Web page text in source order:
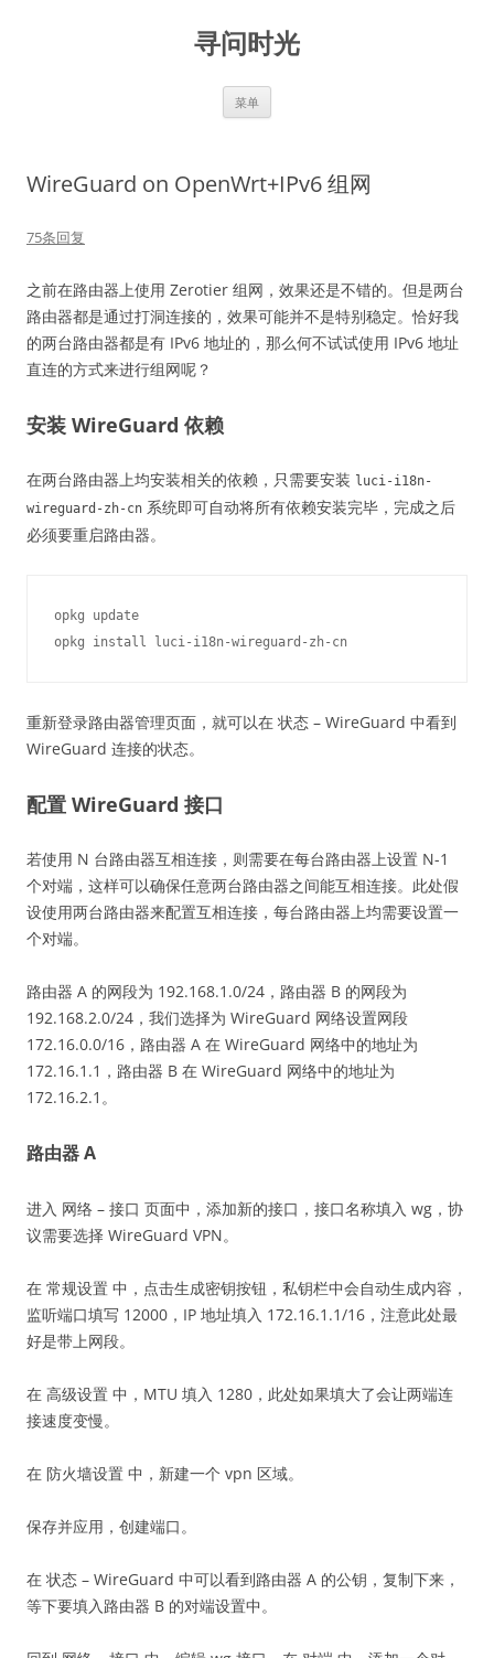
寻问时光
菜单
WireGuard on OpenWrt+IPv6 组网
75条回复
之前在路由器上使用 Zerotier 组网，效果还是不错的。但是两台
路由器都是通过打洞连接的，效果可能并不是特别稳定。恰好我
的两台路由器都是有 IPv6 地址的，那么何不试试使用 IPv6 地址
直连的方式来进行组网呢？
安装 WireGuard 依赖
在两台路由器上均安装相关的依赖，只需要安装 luci-i18n-
wireguard-zh-cn 系统即可自动将所有依赖安装完毕，完成之后
必须要重启路由器。
opkg update
重新登录路由器管理页面，就可以在 状态 – WireGuard 中看到
WireGuard 连接的状态。
配置 WireGuard 接口
若使用 N 台路由器互相连接，则需要在每台路由器上设置 N-1
个对端，这样可以确保任意两台路由器之间能互相连接。此处假
设使用两台路由器来配置互相连接，每台路由器上均需要设置一
个对端。
路由器 A 的网段为 192.168.1.0/24，路由器 B 的网段为
192.168.2.0/24，我们选择为 WireGuard 网络设置网段
172.16.0.0/16，路由器 A 在 WireGuard 网络中的地址为
172.16.1.1，路由器 B 在 WireGuard 网络中的地址为
172.16.2.1。
路由器 A
进入 网络 – 接口 页面中，添加新的接口，接口名称填入 wg，协
议需要选择 WireGuard VPN。
在 常规设置 中，点击生成密钥按钮，私钥栏中会自动生成内容，
监听端口填写 12000，IP 地址填入 172.16.1.1/16，注意此处最
好是带上网段。
在 高级设置 中，MTU 填入 1280，此处如果填大了会让两端连
接速度变慢。
在 防火墙设置 中，新建一个 vpn 区域。
保存并应用，创建端口。
在 状态 – WireGuard 中可以看到路由器 A 的公钥，复制下来，
等下要填入路由器 B 的对端设置中。